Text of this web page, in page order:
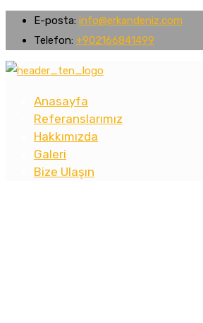
E-posta: info@erkandeniz.com
Telefon: +902166841499
Anasayfa
Referanslarımız
Hakkımızda
Galeri
Bize Ulaşın